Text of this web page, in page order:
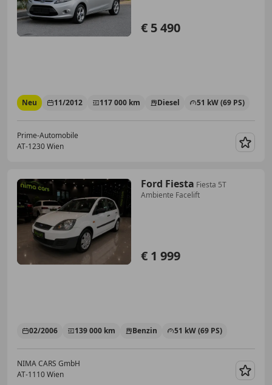
€ 5 490
Neu 11/2012 117 000 km Diesel 51 kW (69 PS)
Prime-Automobile
AT-1230 Wien
Ford Fiesta Fiesta 5T
Ambiente Facelift
€ 1 999
02/2006 139 000 km Benzin 51 kW (69 PS)
NIMA CARS GmbH
AT-1110 Wien